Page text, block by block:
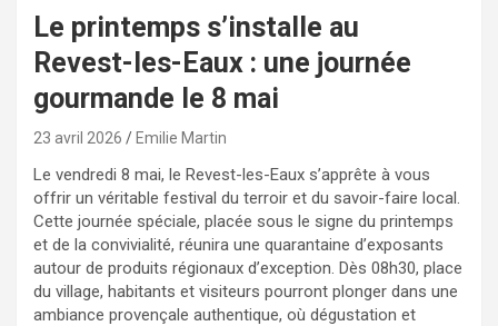
Le printemps s’installe au
Revest-les-Eaux : une journée
gourmande le 8 mai
23 avril 2026 Emilie Martin
Le vendredi 8 mai, le Revest-les-Eaux s’apprête à vous
offrir un véritable festival du terroir et du savoir-faire local.
Cette journée spéciale, placée sous le signe du printemps
et de la convivialité, réunira une quarantaine d’exposants
autour de produits régionaux d’exception. Dès 08h30, place
du village, habitants et visiteurs pourront plonger dans une
ambiance provençale authentique, où dégustation et